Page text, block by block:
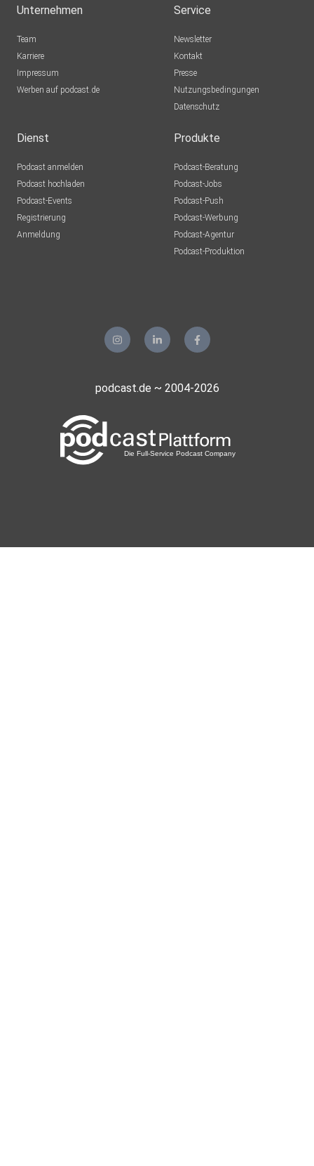
Unternehmen
Team
Karriere
Impressum
Werben auf podcast.de
Service
Newsletter
Kontakt
Presse
Nutzungsbedingungen
Datenschutz
Dienst
Podcast anmelden
Podcast hochladen
Podcast-Events
Registrierung
Anmeldung
Produkte
Podcast-Beratung
Podcast-Jobs
Podcast-Push
Podcast-Werbung
Podcast-Agentur
Podcast-Produktion
podcast.de ~ 2004-2026